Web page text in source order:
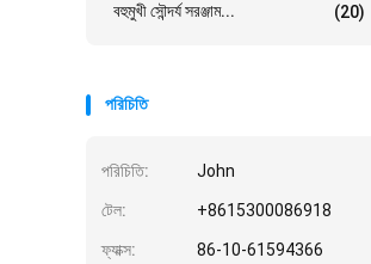
বহুমুখী সৌন্দর্য সরঞ্জাম... (20)
পরিচিতি
পরিচিতি: John
টেল: +8615300086918
ফ্যাক্স: 86-10-61594366